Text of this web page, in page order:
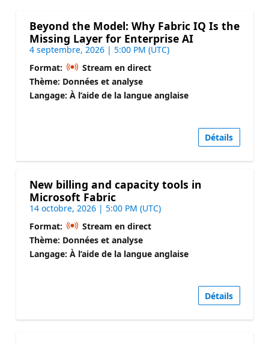
Beyond the Model: Why Fabric IQ Is the
Missing Layer for Enterprise AI
4 septembre, 2026 | 5:00 PM (UTC)
Format:
Stream en direct
Thème: Données et analyse
Langage: À l’aide de la langue anglaise
Détails
New billing and capacity tools in
Microsoft Fabric
14 octobre, 2026 | 5:00 PM (UTC)
Format:
Stream en direct
Thème: Données et analyse
Langage: À l’aide de la langue anglaise
Détails